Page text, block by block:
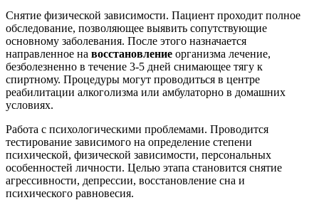
Снятие физической зависимости. Пациент проходит полное
обследование, позволяющее выявить сопутствующие
основному заболевания. После этого назначается
направленное на восстановление организма лечение,
безболезненно в течение 3-5 дней снимающее тягу к
спиртному. Процедуры могут проводиться в центре
реабилитации алкоголизма или амбулаторно в домашних
условиях.
Работа с психологическими проблемами. Проводится
тестирование зависимого на определение степени
психической, физической зависимости, персональных
особенностей личности. Целью этапа становится снятие
агрессивности, депрессии, восстановление сна и
психического равновесия.